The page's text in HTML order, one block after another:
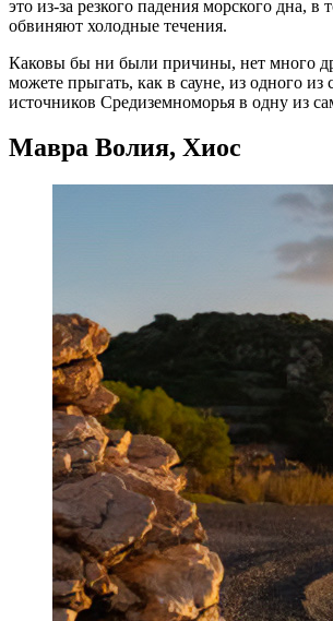
это из-за резкого падения морского дна, в
обвиняют холодные течения.
Каковы бы ни были причины, нет много
можете прыгать, как в сауне, из одного из
источников Средиземноморья в одну из
Мавра Волия, Хиос